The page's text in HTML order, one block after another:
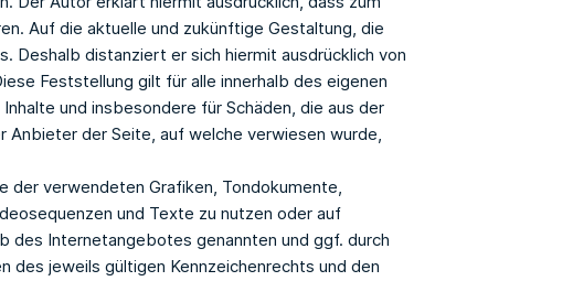
Auf die aktuelle und zukünftige Gestaltung, die
Deshalb distanziert er sich hiermit ausdrücklich von
Feststellung gilt für alle innerhalb des eigenen
und insbesondere für Schäden, die aus der
der Seite, auf welche verwiesen wurde,
der verwendeten Grafiken, Tondokumente,
und Texte zu nutzen oder auf
des Internetangebotes genannten und ggf. durch
des jeweils gültigen Kennzeichenrechts und den